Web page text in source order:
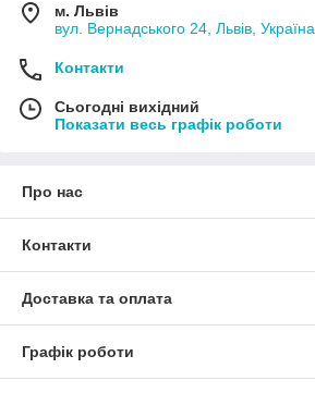
м. Львів
вул. Вернадського 24, Львів, Україна
Контакти
Сьогодні вихідний
Показати весь графік роботи
Про нас
Контакти
Доставка та оплата
Графік роботи